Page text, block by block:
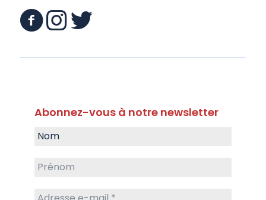
Abonnez-vous à notre newsletter